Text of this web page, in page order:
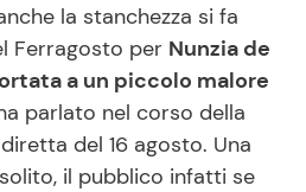
Dolci
Le Ricette in TV
Primi Piatti
la stanchezza si fa
Ferragosto per Nunzia de
a un piccolo malore
parlato nel corso della
del 16 agosto. Una
il pubblico infatti se